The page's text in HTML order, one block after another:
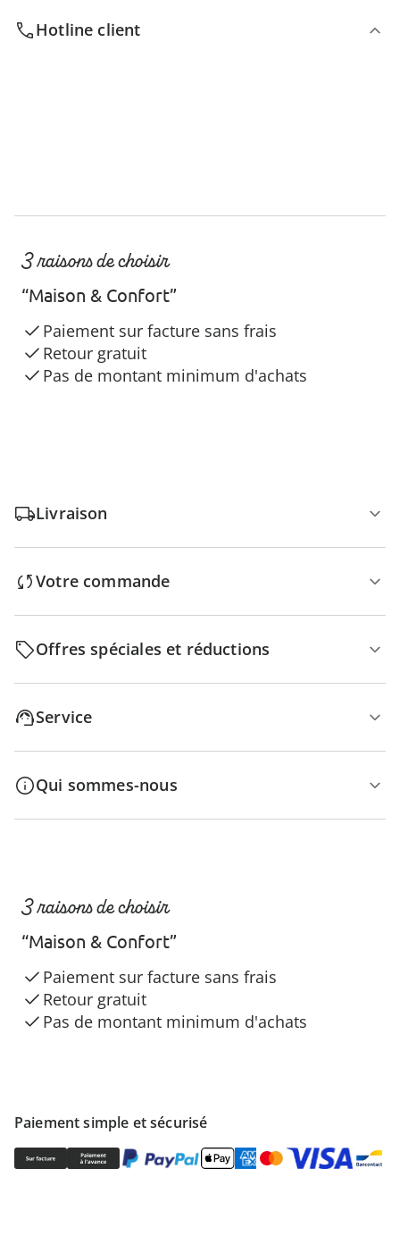
Hotline client
3 raisons de choisir
“Maison & Confort”
Paiement sur facture sans frais
Retour gratuit
Pas de montant minimum d'achats
Livraison
Votre commande
Offres spéciales et réductions
Service
Qui sommes-nous
Paiement simple et sécurisé
3 raisons de choisir
“Maison & Confort”
Paiement sur facture sans frais
Retour gratuit
Pas de montant minimum d'achats